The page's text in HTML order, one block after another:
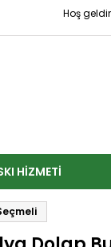
Hoş
HIZMETI